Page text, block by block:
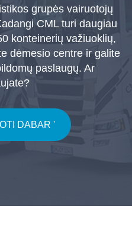
grupės vairuotojų
CML turi daugiau
konteinerių važiuoklių,
dėmesio centre ir galite
paslaugų. Ar
DABAR '